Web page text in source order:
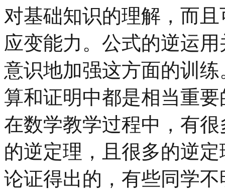
对基础知识的理解，而
应变能力。公式的逆运
意识地加强这方面的训
算和证明中都是相当重
在数学教学过程中，有
的逆定理，且很多的逆
论证得出的，有些同学